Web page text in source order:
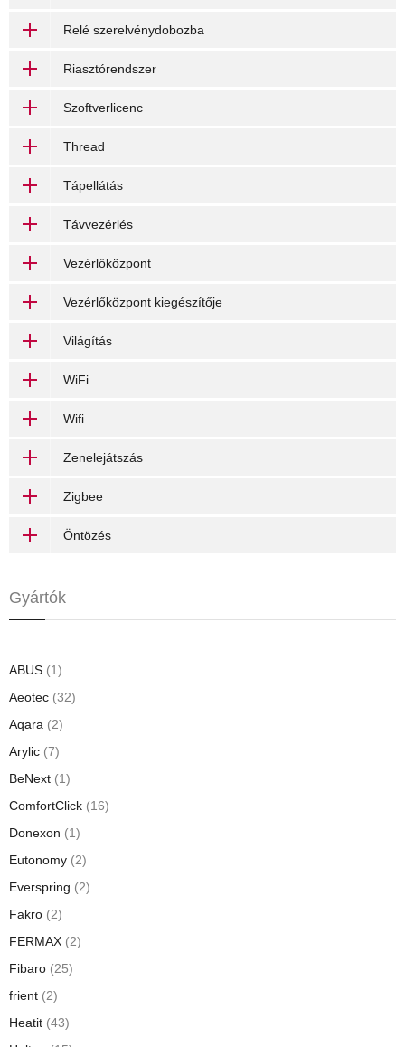
Relé szerelvénydobozba
Riasztórendszer
Szoftverlicenc
Thread
Tápellátás
Távvezérlés
Vezérlőközpont
Vezérlőközpont kiegészítője
Világítás
WiFi
Wifi
Zenelejátszás
Zigbee
Öntözés
Gyártók
ABUS (1)
Aeotec (32)
Aqara (2)
Arylic (7)
BeNext (1)
ComfortClick (16)
Donexon (1)
Eutonomy (2)
Everspring (2)
Fakro (2)
FERMAX (2)
Fibaro (25)
frient (2)
Heatit (43)